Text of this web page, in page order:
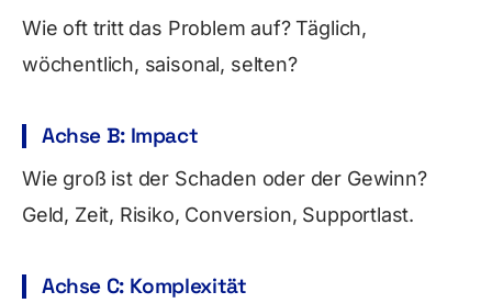
Wie oft tritt das Problem auf? Täglich,
wöchentlich, saisonal, selten?
Achse B: Impact
Wie groß ist der Schaden oder der Gewinn?
Geld, Zeit, Risiko, Conversion, Supportlast.
Achse C: Komplexität